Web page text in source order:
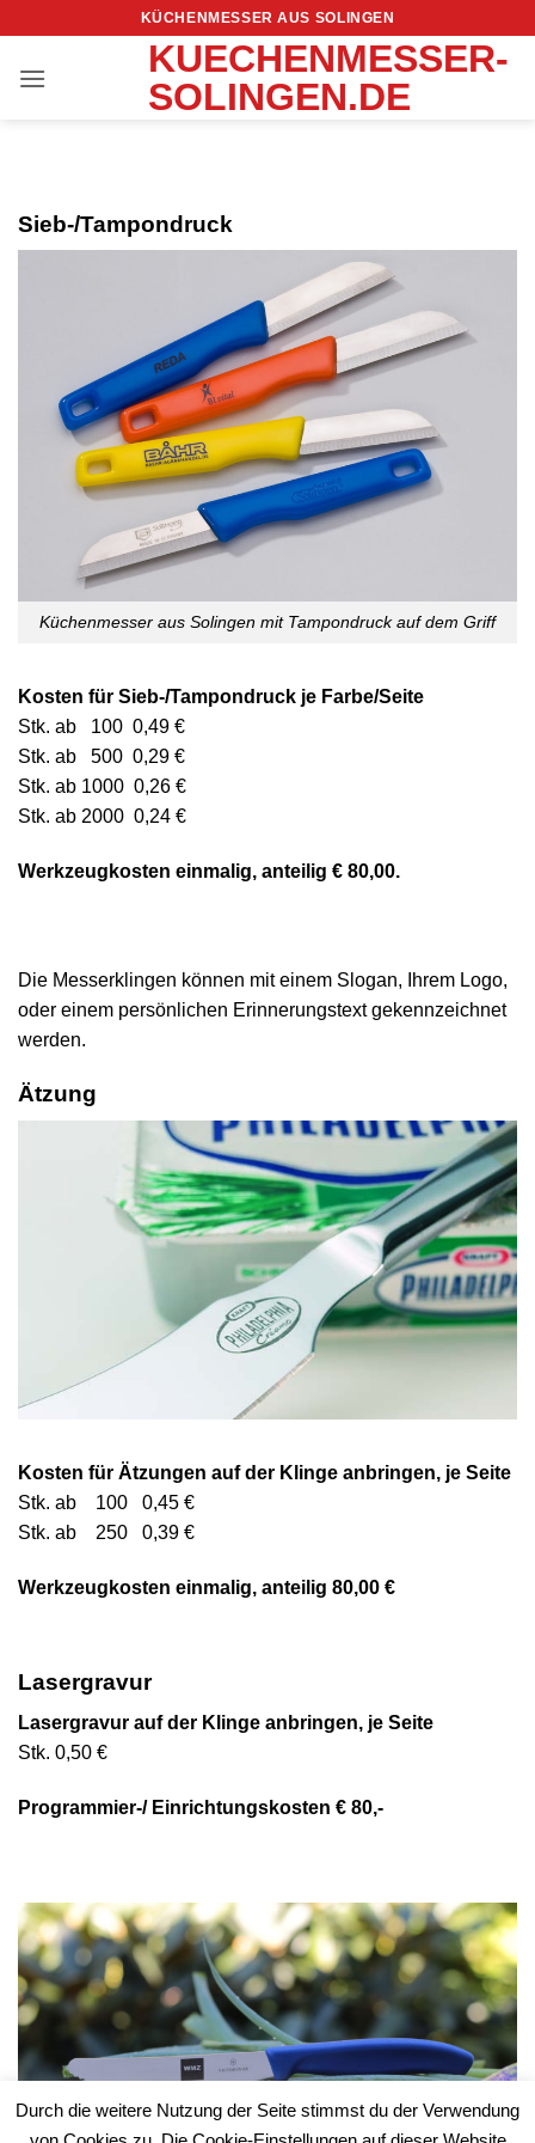
springen
KÜCHENMESSER AUS SOLINGEN
KUECHENMESSER-
SOLINGEN.DE
Sieb-/Tampondruck
Küchenmesser aus Solingen mit Tampondruck auf dem Griff
Kosten für Sieb-/Tampondruck je Farbe/Seite
Stk. ab 100 0,49 €
Stk. ab 500 0,29 €
Stk. ab 1000 0,26 €
Stk. ab 2000 0,24 €
Werkzeugkosten einmalig, anteilig € 80,00.
Die Messerklingen können mit einem Slogan, Ihrem Logo,
oder einem persönlichen Erinnerungstext gekennzeichnet
werden.
Ätzung
Kosten für Ätzungen auf der Klinge anbringen, je Seite
Stk. ab 100 0,45 €
Stk. ab 250 0,39 €
Werkzeugkosten einmalig, anteilig 80,00 €
Lasergravur
Lasergravur auf der Klinge anbringen, je Seite
Stk. 0,50 €
Programmier-/ Einrichtungskosten € 80,-
Durch die weitere Nutzung der Seite stimmst du der Verwendung